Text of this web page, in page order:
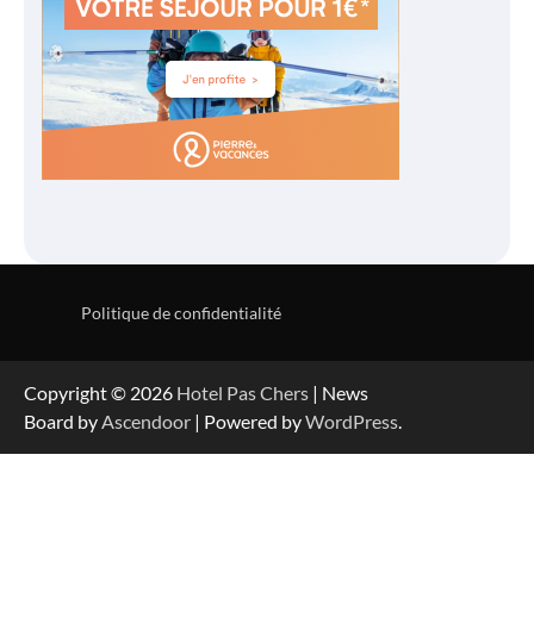
Politique de confidentialité
Copyright © 2026 Hotel Pas Chers | News
Board by Ascendoor | Powered byWordPress